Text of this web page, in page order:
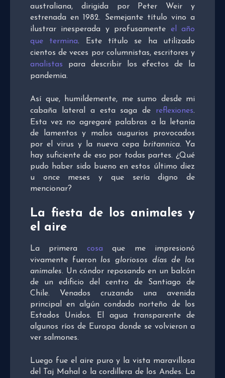
australiana, dirigida por Peter Weir y
estrenada en 1982. Semejante título vino a
ilustrar inesperada y profusamente el año
que termina. Este título se ha utilizado
cientos de veces por columnistas, escritores y
analistas para describir los efectos de la
pandemia.
Así que, humildemente, me sumo desde mi
cabaña lateral a esta saga de reflexiones.
Esta vez no agregaré palabras a la letanía
de lamentos y malos augurios provocados
por el virus y la nueva cepa britannica. Ya
hay suficiente de eso por todas partes. ¿Qué
pudo haber sido bueno en estos último diez
u once meses y que sería digno de
mencionar?
La fiesta de los animales y
el aire
La primera cosa que me impresionó
vivamente fueron los gloriosos días de los
animales. Un cóndor reposando en un balcón
de un edificio del centro de Santiago de
Chile. Venados cruzando una avenida
principal en algún condado norteño de los
Estados Unidos. El agua transparente de
algunos ríos de Europa donde se volvieron a
ver salmones.
Luego fue el aire puro y la vista maravillosa
del Taj Mahal o la cordillera de los Andes. La